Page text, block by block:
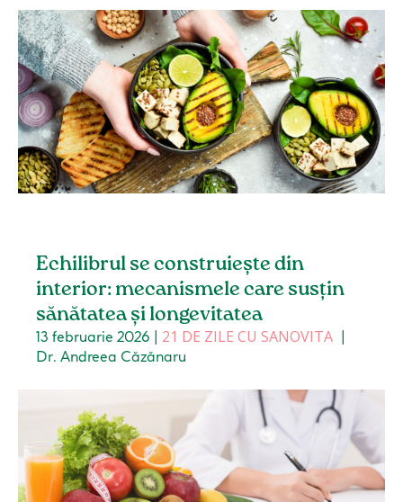
Echilibrul se construiește din
interior: mecanismele care susțin
sănătatea și longevitatea
13 februarie 2026 21 DE ZILE CU SANOVITA
Dr. Andreea Căzănaru